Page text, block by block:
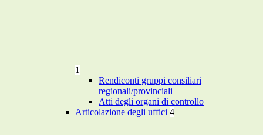
1
Rendiconti gruppi consiliari
regionali/provinciali
Atti degli organi di controllo
Articolazione degli uffici 4